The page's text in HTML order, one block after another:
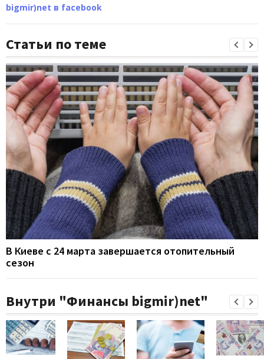
bigmir)net в facebook
Статьи по теме
В Киеве с 24 марта завершается отопительный
сезон
Внутри "Финансы bigmir)net"